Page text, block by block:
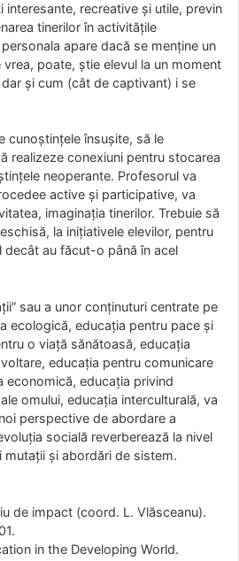
interesante, recreative şi utile, previn
tinerilor în activităţile
apare dacă se menţine un
poate, ştie elevul la un moment
și cum (cât de captivant) i se
cunoştinţele însușite, să le
realizeze conexiuni pentru stocarea
neoperante. Profesorul va
active şi participative, va
imaginaţia tinerilor. Trebuie să
la iniţiativele elevilor, pentru
au făcut-o până în acel
sau a unor conţinuturi centrate pe
ecologică, educaţia pentru pace şi
o viață sănătoasă, educaţia
educaţia pentru comunicare
economică, educaţia privind
omului, educaţia interculturală, va
perspective de abordare a
socială reverberează la nivel
mutații și abordări de sistem.
de impact (coord. L. Vlăsceanu).
in the Developing World.